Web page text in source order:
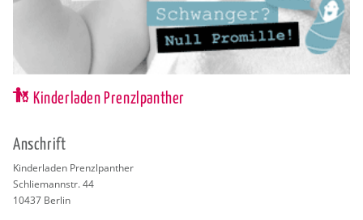
Kinderladen Prenzlpanther
An­schrift
Kin­der­la­den Prenzl­pan­ther
Schlie­mann­str. 44
10437 Ber­lin